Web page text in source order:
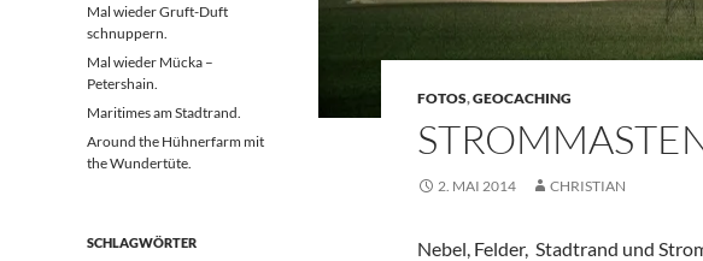
FOTOS,GEOCACHING
2. MAI 2014 CHRISTIAN
Nebel, Felder, Stadtrand und
Mal wieder Gruft-Duft
schnuppern.
Mal wieder Mücka –
Petershain.
Maritimes am Stadtrand.
Around the Hühnerfarm mit
the Wundertüte.
SCHLAGWÖRTER